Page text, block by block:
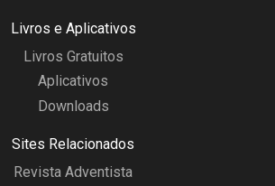
Livros e Aplicativos
Livros Gratuitos
Aplicativos
Downloads
Sites Relacionados
Revista Adventista